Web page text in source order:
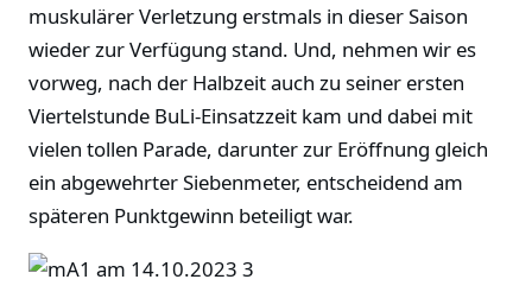
muskulärer Verletzung erstmals in dieser Saison
wieder zur Verfügung stand. Und, nehmen wir es
vorweg, nach der Halbzeit auch zu seiner ersten
Viertelstunde BuLi-Einsatzzeit kam und dabei mit
vielen tollen Parade, darunter zur Eröffnung gleich
ein abgewehrter Siebenmeter, entscheidend am
späteren Punktgewinn beteiligt war.